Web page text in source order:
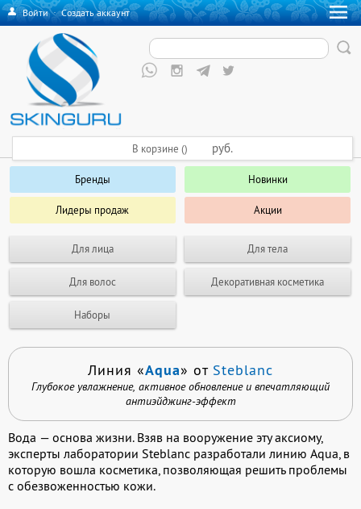
Войти·Создать аккаунт
Бренды Новинки
Лидеры продаж Акции
Для лица Для тела
Для волос Декоративная косметика
Наборы
В корзине () руб.
Линия «Aqua» от Steblanc
Глубокое увлажнение, активное обновление и впечатляющий
антиэйджинг-эффект
Вода — основа жизни. Взяв на вооружение эту аксиому,
эксперты лаборатории Steblanc разработали линию Aqua, в
которую вошла косметика, позволяющая решить проблемы
с обезвоженностью кожи.